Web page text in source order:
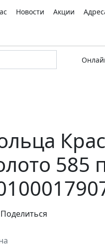
Новости Акции
585
Поделиться